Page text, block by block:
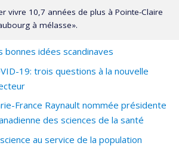
Shearmur Denis Harrisson , Mircea
Vallée,Rober Platt
(RG) Programme
vivre 10,7 années de plus à Pointe-Claire
à mélasse».
bonnes idées scandinaves
19: trois questions à la nouvelle
France Raynault nommée présidente
des sciences de la santé
au service de la population